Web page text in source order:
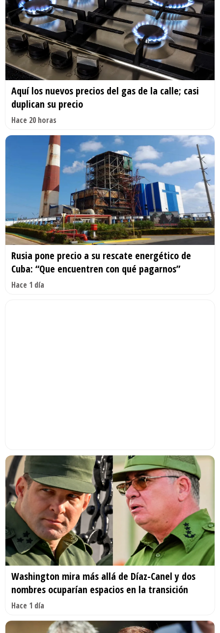
Aquí los nuevos precios del gas de la calle; casi
duplican su precio
Hace 20 horas
Rusia pone precio a su rescate energético de
Cuba: “Que encuentren con qué pagarnos”
Hace 1 día
Washington mira más allá de Díaz-Canel y dos
nombres ocuparían espacios en la transición
Hace 1 día